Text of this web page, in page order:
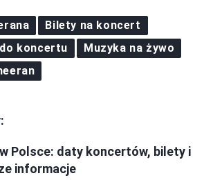
Bilety na koncert
koncertu
Muzyka na żywo
Polsce: daty koncertów, bilety i
informacje